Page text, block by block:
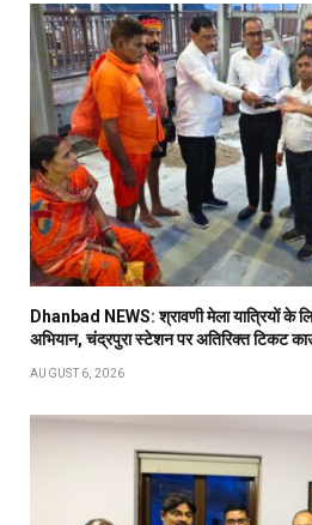
Dhanbad NEWS: श्रावणी मेला यात्रियों के
अभियान, चंद्रपुरा स्टेशन पर अतिरिक्त टिकट
AUGUST 6, 2026